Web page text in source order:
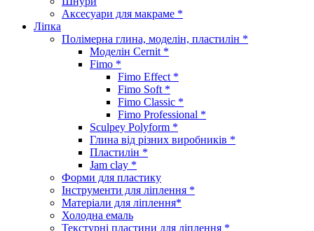
Аксесуари для макраме *
Ліпка
Полімерна глина, моделін, пластилін *
Моделін Cernit *
Fimo *
Fimo Effect *
Fimo Soft *
Fimo Classic *
Fimo Professional *
Sculpey Polyform *
Глина від різних виробників *
Пластилін *
Jam clay *
Форми для пластику
Інструменти для ліплення *
Матеріали для ліплення*
Холодна емаль
Текстурні пластини для ліплення *